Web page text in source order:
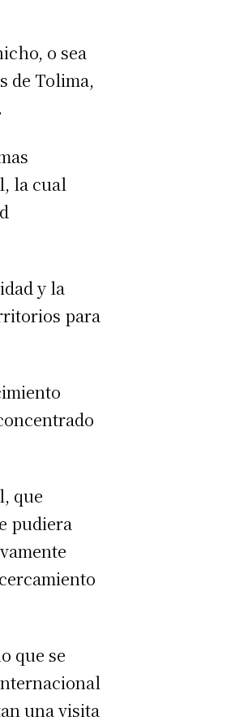
o sea
de Tolima,
la cual
y la
para
que
pudiera
que se
una visita